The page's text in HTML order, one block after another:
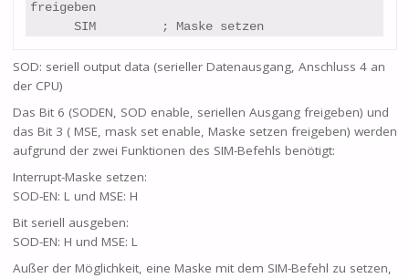
freigeben
SIM         ; Maske setzen
SOD: seriell output data (serieller Datenausgang, Anschluss 4 an
der CPU)
Das Bit 6 (SODEN, SOD enable, seriellen Ausgang freigeben) und
das Bit 3 ( MSE, mask set enable, Maske setzen freigeben) werden
aufgrund der zwei Funktionen des SIM-Befehls benötigt:
Interrupt-Maske setzen:
SOD-EN: L und MSE: H
Bit seriell ausgeben:
SOD-EN: H und MSE: L
Außer der Möglichkeit, eine Maske mit dem SIM-Befehl zu setzen,